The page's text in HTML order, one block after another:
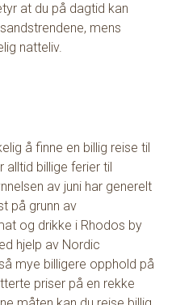
at du på dagtid kan
mens
natteliv.
å finne en billig reise til
alltid billige ferier til
av juni har generelt
på grunn av
og drikke i Rhodos by
hjelp av Nordic
mye billigere opphold på
priser på en rekke